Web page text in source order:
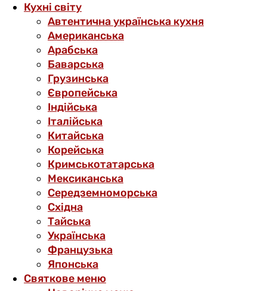
Кухні світу
Автентична українська кухня
Американська
Арабська
Баварська
Грузинська
Європейська
Індійська
Італійська
Китайська
Корейська
Кримськотатарська
Мексиканська
Середземноморська
Східна
Тайська
Українська
Французька
Японська
Святкове меню